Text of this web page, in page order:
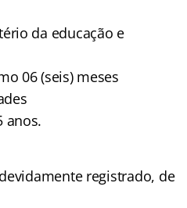
da educação e
06 (seis) meses
anos.
registrado, de